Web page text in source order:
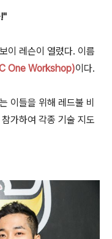
이 레슨이 열렸다. 이름
One Workshop)이다.
이들을 위해 레드불 비
가하여 각종 기술 지도